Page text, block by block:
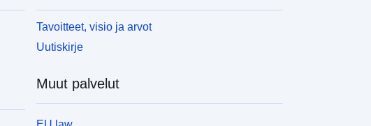
kasvinsuojeluaineisiin.
Tavoitteet, visio ja arvot
Uutiskirje
Muut palvelut